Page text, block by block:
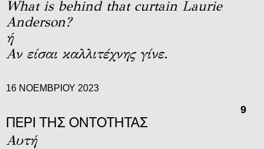
What is behind that curtain Laurie
Anderson?
ή
Αν είσαι καλλιτέχνης γίνε.
16 ΝΟΕΜΒΡΊΟΥ 2023
9
ΠΕΡΙ ΤΗΣ ΟΝΤΟΤΗΤΑΣ
Αυτή